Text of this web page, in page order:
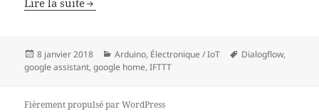
Lire la suite
Publié
le
8 janvier 2018 Catégories
Arduino, Électronique / IoT
Mots-
Dialogflow,
google assistant,google home,IFTTT
Fièrement propulsé par WordPress